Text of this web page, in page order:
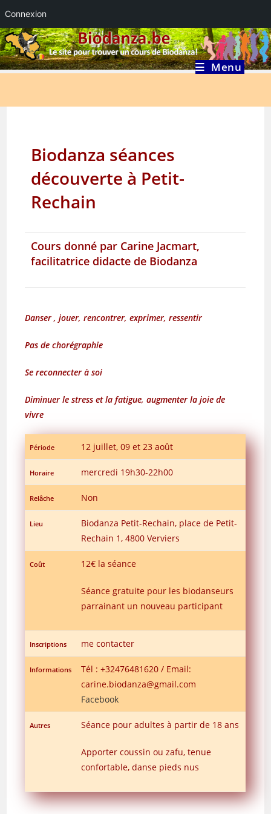
Connexion
Skip
to
content
Menu
Biodanza séances
découverte à Petit-
Rechain
Cours donné par Carine Jacmart,
facilitatrice didacte de Biodanza
Danser , jouer, rencontrer, exprimer, ressentir
Pas de chorégraphie
Se reconnecter à soi
Diminuer le stress et la fatigue, augmenter la joie de
vivre
Période 12 juillet, 09 et 23 août
Horaire mercredi 19h30-22h00
Relâche Non
Lieu
Biodanza Petit-Rechain, place de Petit-
Rechain 1, 4800 Verviers
Coût 12€ la séance
Séance gratuite pour les biodanseurs
parrainant un nouveau participant
Inscriptions me contacter
Informations
Tél : +32476481620 / Email:
carine.biodanza@gmail.com
Facebook
Autres Séance pour adultes à partir de 18 ans
Apporter coussin ou zafu, tenue
confortable, danse pieds nus